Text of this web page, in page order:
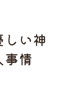
い神
情